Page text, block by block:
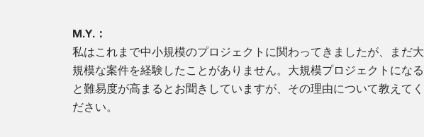
M.Y.：
私はこれまで中小規模のプロジェクトに関わってきましたが、まだ大
規模な案件を経験したことがありません。大規模プロジェクトになる
と難易度が高まるとお聞きしていますが、その理由について教えてく
ださい。